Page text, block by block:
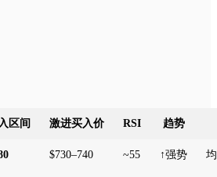
区间 激进买入价 RSI 趋势
$730–740 ~55 ↑强势